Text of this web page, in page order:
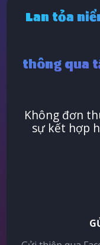
Lan tỏa
thông qua
Không đơn
sự kết hợp